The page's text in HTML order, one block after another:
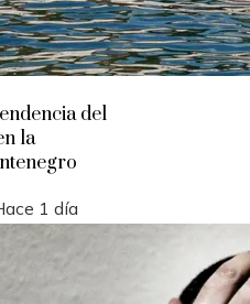
del
la
1 día